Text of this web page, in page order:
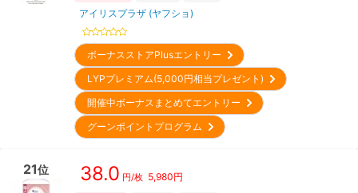
アイリスプラザ (ヤフショ)
ボーナスストアPlusエントリー
LYPプレミアム(5,000円相当プレゼント)
開催中ボーナスまとめてエントリー
グーンポイントプログラム
21位 38.0 円/枚 5,980円